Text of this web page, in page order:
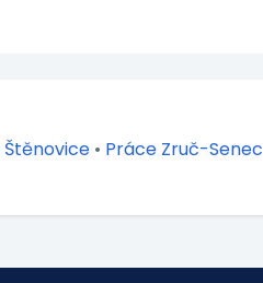
• Práce Zruč-Senec